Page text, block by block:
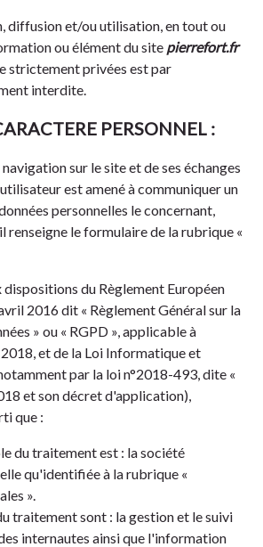
diffusion et/ou utilisation, en tout ou
ou élément du site pierrefort.fr
strictement privées est par
interdite.
PERSONNEL :
sur le site et de ses échanges
est amené à communiquer un
personnelles le concernant,
renseigne le formulaire de la rubrique «
du Règlement Européen
2016 dit « Règlement Général sur la
» ou « RGPD », applicable à
et de la Loi Informatique et
par la loi n°2018-493, dite «
et son décret d'application),
que :
du traitement est : la société
qu'identifiée à la rubrique «
».
traitement sont : la gestion et le suivi
internautes ainsi que l'information